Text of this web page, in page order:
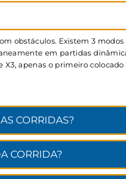
obstáculos. Existem 3 modos
em partidas
X3, apenas o primeiro
CORRIDAS?
CORRIDA?